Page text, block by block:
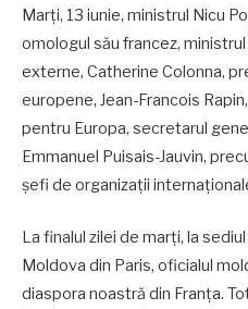
Marți, 13 iunie, ministrul Nicu
omologul său francez,
externe, Catherine Colonna,
europene, Jean-Francois
pentru Europa, secretarul
Emmanuel Puisais-Jauvin,
șefi de organizații
La finalul zilei de marți, la
Moldova din Paris, oficialul
diaspora noastră din Franța.